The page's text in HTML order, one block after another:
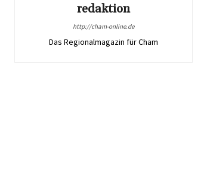
redaktion
http://cham-online.de
Das Regionalmagazin für Cham